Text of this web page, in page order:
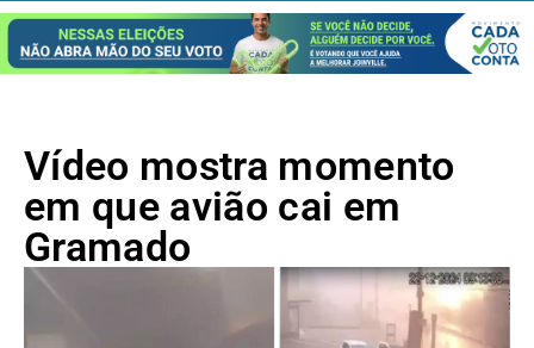
Vídeo mostra momento
em que avião cai em
Gramado